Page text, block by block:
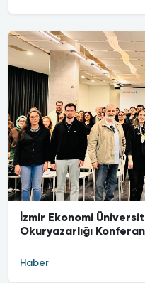
İzmir Ekonomi
Okuryazarlığı
Haber